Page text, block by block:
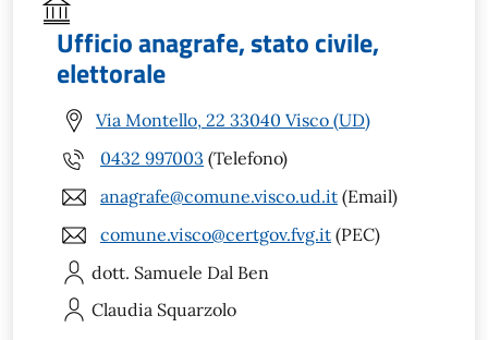
Ufficio anagrafe, stato civile,
elettorale
Via Montello, 22 33040 Visco (UD)
0432 997003 (Telefono)
anagrafe@comune.visco.ud.it (Email)
comune.visco@certgov.fvg.it (PEC)
dott. Samuele Dal Ben
Claudia Squarzolo